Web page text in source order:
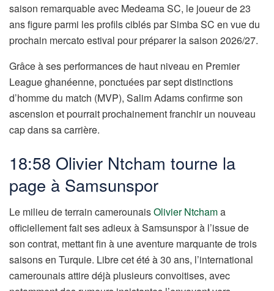
saison remarquable avec Medeama SC, le joueur de 23
ans figure parmi les profils ciblés par Simba SC en vue du
prochain mercato estival pour préparer la saison 2026/27.
Grâce à ses performances de haut niveau en Premier
League ghanéenne, ponctuées par sept distinctions
d’homme du match (MVP), Salim Adams confirme son
ascension et pourrait prochainement franchir un nouveau
cap dans sa carrière.
18:58 Olivier Ntcham tourne la
page à Samsunspor
Le milieu de terrain camerounaisOlivier Ntchama
officiellement fait ses adieux à Samsunspor à l’issue de
son contrat, mettant fin à une aventure marquante de trois
saisons en Turquie. Libre cet été à 30 ans, l’international
camerounais attire déjà plusieurs convoitises, avec